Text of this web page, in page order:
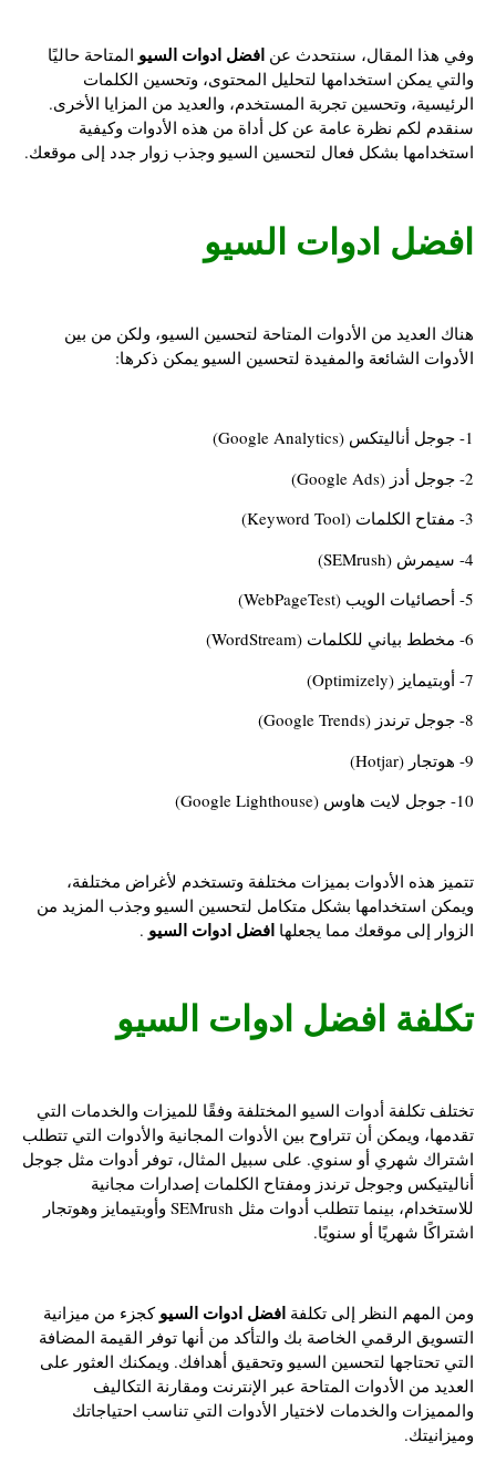
وفي هذا المقال، سنتحدث عنافضل ادوات السيوالمتاحة حاليًا
والتي يمكن استخدامها لتحليل المحتوى، وتحسين الكلمات
الرئيسية، وتحسين تجربة المستخدم، والعديد من المزايا الأخرى.
سنقدم لكم نظرة عامة عن كل أداة من هذه الأدوات وكيفية
استخدامها بشكل فعال لتحسين السيو وجذب زوار جدد إلى موقعك.
افضل ادوات السيو
هناك العديد من الأدوات المتاحة لتحسين السيو، ولكن من بين
الأدوات الشائعة والمفيدة لتحسين السيو يمكن ذكرها:
تتميز هذه الأدوات بميزات مختلفة وتستخدم لأغراض مختلفة،
ويمكن استخدامها بشكل متكامل لتحسين السيو وجذب المزيد من
الزوار إلى موقعك مما يجعلهاافضل ادوات السيو.
تكلفةافضل ادوات السيو
تختلف تكلفة أدوات السيو المختلفة وفقًا للميزات والخدمات التي
تقدمها، ويمكن أن تتراوح بين الأدوات المجانية والأدوات التي تتطلب
اشتراك شهري أو سنوي. على سبيل المثال، توفر أدوات مثل جوجل
أناليتيكس وجوجل ترندز ومفتاح الكلمات إصدارات مجانية
للاستخدام، بينما تتطلب أدوات مثل SEMrush وأوبتيمايز وهوتجار
اشتراكًا شهريًا أو سنويًا.
ومن المهم النظر إلى تكلفةافضل ادوات السيوكجزء من ميزانية
التسويق الرقمي الخاصة بك والتأكد من أنها توفر القيمة المضافة
التي تحتاجها لتحسين السيو وتحقيق أهدافك. ويمكنك العثور على
العديد من الأدوات المتاحة عبر الإنترنت ومقارنة التكاليف
والمميزات والخدمات لاختيار الأدوات التي تناسب احتياجاتك
وميزانيتك.